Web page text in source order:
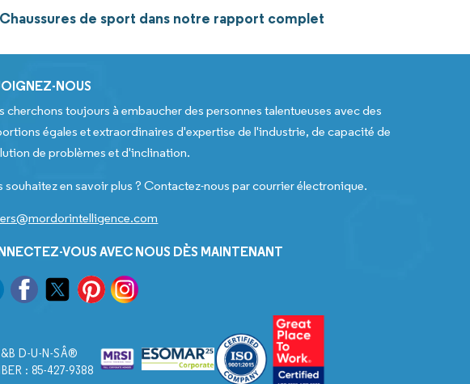
de sport dans notre rapport complet
NOUS
cherchons toujours à embaucher des personnes talentueuses avec des
égales et extraordinaires d'expertise de l'industrie, de capacité de
de problèmes et d'inclination.
souhaitez en savoir plus ? Contactez-nous par courrier électronique.
VOUS AVEC NOUS DÈS MAINTENANT
D-U-N-SÂ®
: 85-427-9388